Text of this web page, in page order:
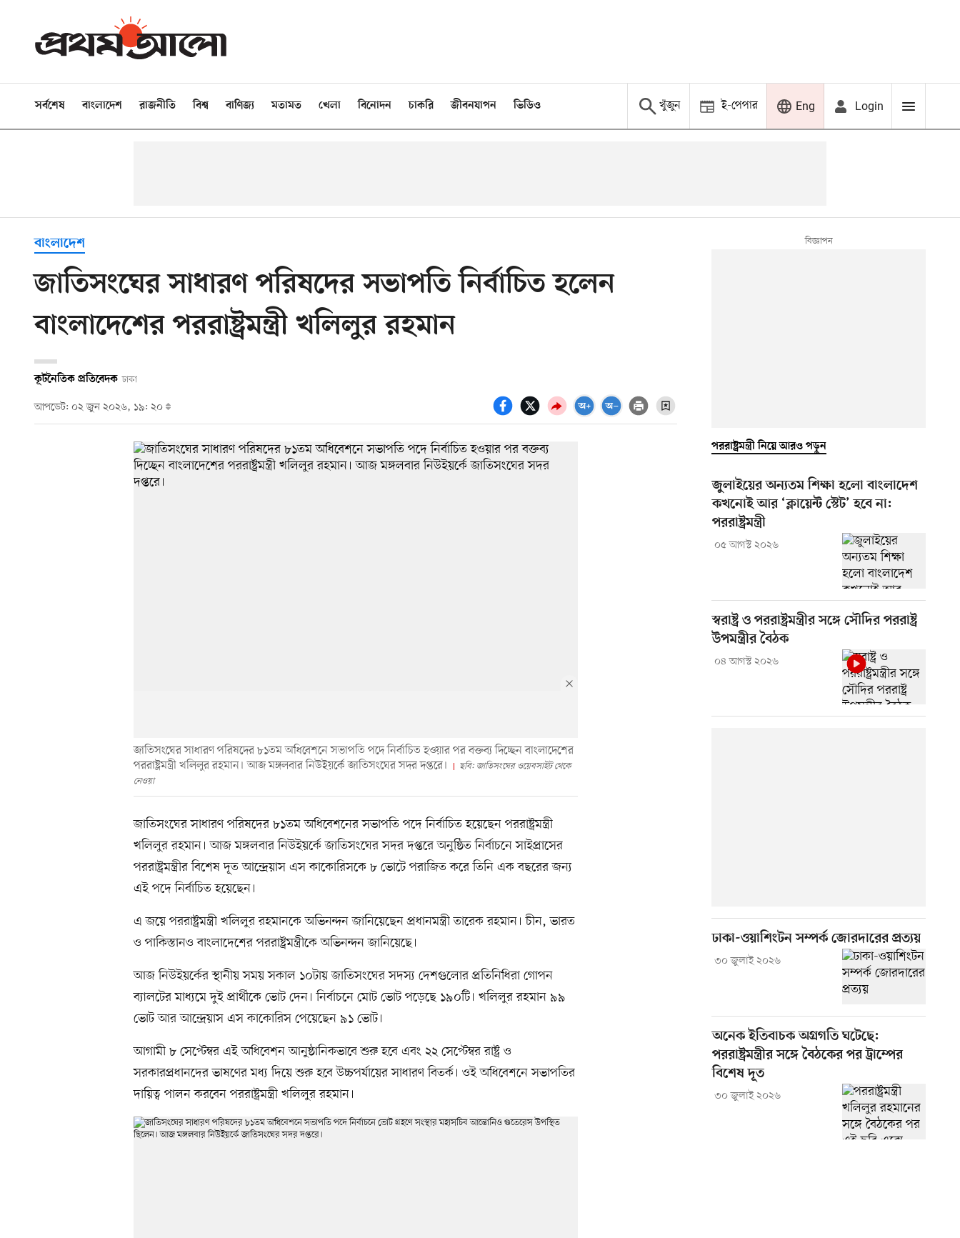
সর্বশেষ বাংলাদেশ রাজনীতি বিশ্ব বাণিজ্য মতামত খেলা বিনোদন চাকরি জীবনযাপন ভিডিও খুঁজুন ই-পেপার Eng Login
বাংলাদেশ
জাতিসংঘের সাধারণ পরিষদের সভাপতি নির্বাচিত হলেন
বাংলাদেশের পররাষ্ট্রমন্ত্রী খলিলুর রহমান
কূটনৈতিক প্রতিবেদক ঢাকা
আপডেট: ০২ জুন ২০২৬, ১৯: ২০
জাতিসংঘের সাধারণ পরিষদের ৮১তম অধিবেশনে সভাপতি পদে নির্বাচিত হওয়ার পর বক্তব্য দিচ্ছেন বাংলাদেশের
পররাষ্ট্রমন্ত্রী খলিলুর রহমান। আজ মঙ্গলবার নিউইয়র্কে জাতিসংঘের সদর দপ্তরে।
ছবি: জাতিসংঘের ওয়েবসাইট থেকে
নেওয়া
জাতিসংঘের সাধারণ পরিষদের ৮১তম অধিবেশনের সভাপতি পদে নির্বাচিত হয়েছেন পররাষ্ট্রমন্ত্রী
খলিলুর রহমান। আজ মঙ্গলবার নিউইয়র্কে জাতিসংঘের সদর দপ্তরে অনুষ্ঠিত নির্বাচনে সাইপ্রাসের
পররাষ্ট্রমন্ত্রীর বিশেষ দূত আন্দ্রেয়াস এস কাকোরিসকে ৮ ভোটে পরাজিত করে তিনি এক বছরের জন্য
এই পদে নির্বাচিত হয়েছেন।
এ জয়ে পররাষ্ট্রমন্ত্রী খলিলুর রহমানকে অভিনন্দন জানিয়েছেন প্রধানমন্ত্রী তারেক রহমান। চীন, ভারত
ও পাকিস্তানও বাংলাদেশের পররাষ্ট্রমন্ত্রীকে অভিনন্দন জানিয়েছে।
আজ নিউইয়র্কের স্থানীয় সময় সকাল ১০টায় জাতিসংঘের সদস্য দেশগুলোর প্রতিনিধিরা গোপন
ব্যালটের মাধ্যমে দুই প্রার্থীকে ভোট দেন। নির্বাচনে মোট ভোট পড়েছে ১৯০টি। খলিলুর রহমান ৯৯
ভোট আর আন্দ্রেয়াস এস কাকোরিস পেয়েছেন ৯১ ভোট।
আগামী ৮ সেপ্টেম্বর এই অধিবেশন আনুষ্ঠানিকভাবে শুরু হবে এবং ২২ সেপ্টেম্বর রাষ্ট্র ও
সরকারপ্রধানদের ভাষণের মধ্য দিয়ে শুরু হবে উচ্চপর্যায়ের সাধারণ বিতর্ক। ওই অধিবেশনে সভাপতির
দায়িত্ব পালন করবেন পররাষ্ট্রমন্ত্রী খলিলুর রহমান।
পররাষ্ট্রমন্ত্রী নিয়ে আরও পড়ুন
জুলাইয়ের অন্যতম শিক্ষা হলো বাংলাদেশ
কখনোই আর ‘ক্লায়েন্ট স্টেট’ হবে না:
পররাষ্ট্রমন্ত্রী
০৫ আগস্ট ২০২৬
স্বরাষ্ট্র ও পররাষ্ট্রমন্ত্রীর সঙ্গে সৌদির পররাষ্ট্র
উপমন্ত্রীর বৈঠক
০৪ আগস্ট ২০২৬
ঢাকা-ওয়াশিংটন সম্পর্ক জোরদারের প্রত্যয়
৩০ জুলাই ২০২৬
অনেক ইতিবাচক অগ্রগতি ঘটেছে:
পররাষ্ট্রমন্ত্রীর সঙ্গে বৈঠকের পর ট্রাম্পের
বিশেষ দূত
৩০ জুলাই ২০২৬